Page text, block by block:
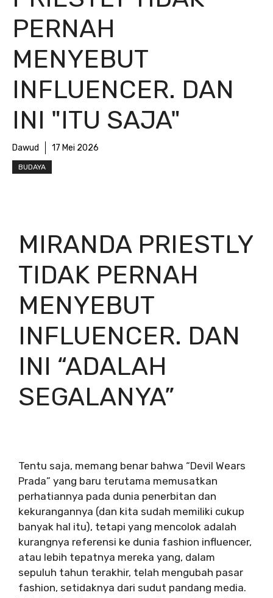
PERNAH
MENYEBUT
INFLUENCER. DAN
INI "ITU SAJA"
Dawud 17 Mei 2026
BUDAYA
MIRANDA PRIESTLY
TIDAK PERNAH
MENYEBUT
INFLUENCER. DAN
INI “ADALAH
SEGALANYA”
Tentu saja, memang benar bahwa “Devil Wears
Prada” yang baru terutama memusatkan
perhatiannya pada dunia penerbitan dan
kekurangannya (dan kita sudah memiliki cukup
banyak hal itu), tetapi yang mencolok adalah
kurangnya referensi ke dunia fashion influencer,
atau lebih tepatnya mereka yang, dalam
sepuluh tahun terakhir, telah mengubah pasar
fashion, setidaknya dari sudut pandang media.